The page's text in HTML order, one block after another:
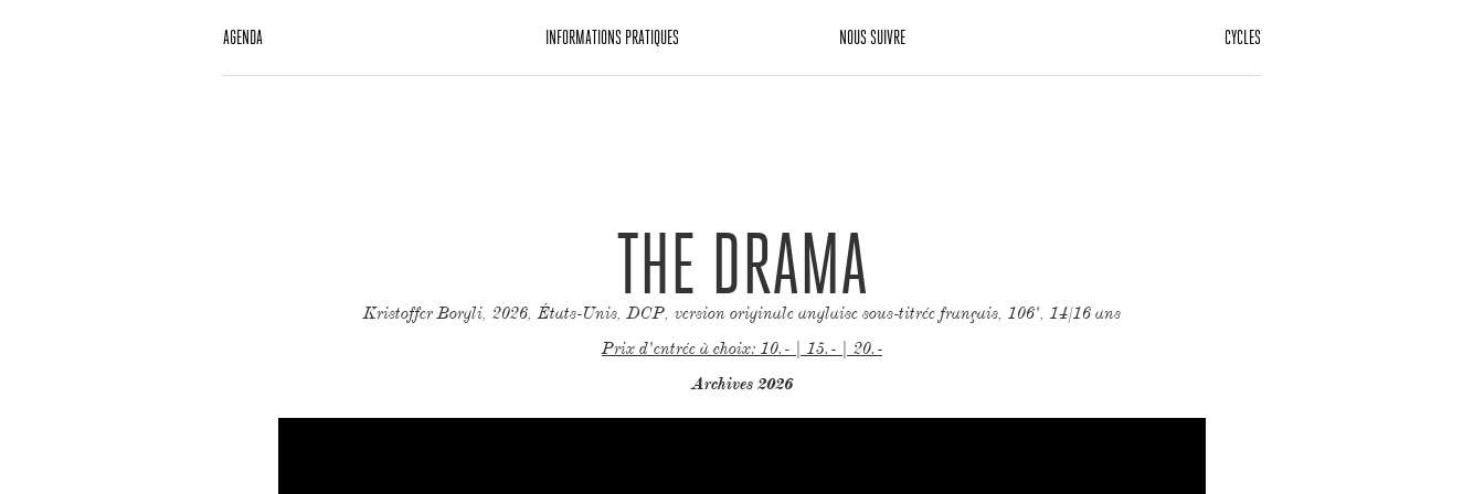
AGENDA INFORMATIONS PRATIQUES NOUS SUIVRE CYCLES
THE DRAMA
Kristoffer Borgli, 2026, États-Unis, DCP, version originale anglaise sous-titrée français, 106', 14/16 ans
Prix d'entrée à choix: 10.- | 15.- | 20.-
Archives 2026